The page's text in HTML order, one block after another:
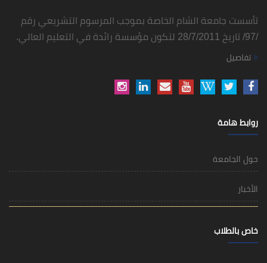
تأسست جامعة الشام الخاصة بموجب المرسوم التشريعي رقم
/97/ تاريخ 28/7/2011 لتكون مؤسسة رائدة في التعليم العالي.
تفاصيل
روابط هامة
حول الجامعة
الأخبار
خاص بالطلاب